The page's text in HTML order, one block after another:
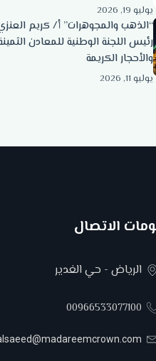
يوليو 19, 2026
“الذهب والمجوهرات” أ/ كريم
رئيس اللجنة الوطنية للمعادن
والأحجار الكريمة
يوليو 11, 2026
الاتصال
الرياض - حي الغدير
00966533077100